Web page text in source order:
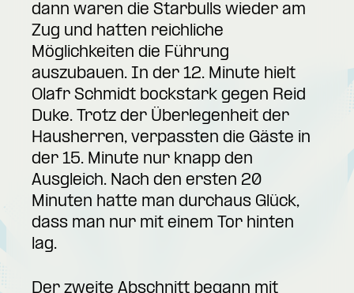
dann waren die Starbulls wieder am
Zug und hatten reichliche
Möglichkeiten die Führung
auszubauen. In der 12. Minute hielt
Olafr Schmidt bockstark gegen Reid
Duke. Trotz der Überlegenheit der
Hausherren, verpassten die Gäste in
der 15. Minute nur knapp den
Ausgleich. Nach den ersten 20
Minuten hatte man durchaus Glück,
dass man nur mit einem Tor hinten
lag.
Der zweite Abschnitt begann mit